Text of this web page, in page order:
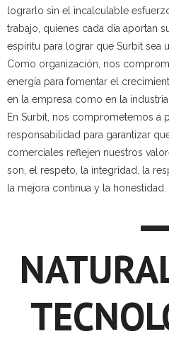
lograrlo sin el incalculable
trabajo, quienes cada día aportan
espíritu para lograr que Surbit sea
Como organización, nos
energía para fomentar el
en la empresa como en la industria.
En Surbit, nos comprometemos a
responsabilidad para garantizar
comerciales reflejen nuestros
son, el respeto, la integridad, la
la mejora continua y la honestidad.